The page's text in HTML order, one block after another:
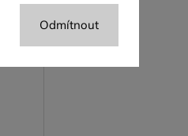
Odmítnout